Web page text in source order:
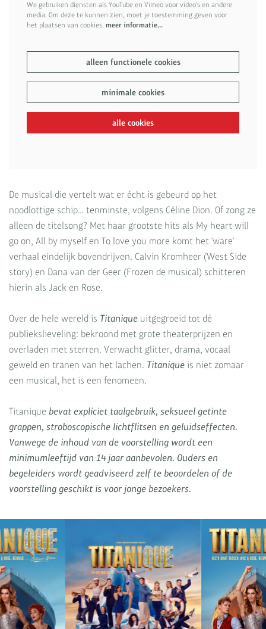
We gebruiken diensten als YouTube en Vimeo voor video's en andere
media. Om deze te kunnen zien, moet je toestemming geven voor
het plaatsen van cookies. meer informatie…
alleen functionele cookies
minimale cookies
alle cookies
De musical die vertelt wat er écht is gebeurd op het
noodlottige schip… tenminste, volgens Céline Dion. Of zong ze
alleen de titelsong? Met haar grootste hits als My heart will
go on, All by myself en To love you more komt het 'ware'
verhaal eindelijk bovendrijven. Calvin Kromheer (West Side
story) en Dana van der Geer (Frozen de musical) schitteren
hierin als Jack en Rose.
Over de hele wereld is Titanique uitgegroeid tot dé
publiekslieveling: bekroond met grote theaterprijzen en
overladen met sterren. Verwacht glitter, drama, vocaal
geweld en tranen van het lachen. Titanique is niet zomaar
een musical, het is een fenomeen.
Titanique bevat expliciet taalgebruik, seksueel getinte
grappen, stroboscopische lichtflitsen en geluidseffecten.
Vanwege de inhoud van de voorstelling wordt een
minimumleeftijd van 14 jaar aanbevolen. Ouders en
begeleiders wordt geadviseerd zelf te beoordelen of de
voorstelling geschikt is voor jonge bezoekers.